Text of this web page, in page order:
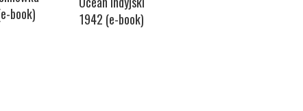
book)
1942 (e-book)